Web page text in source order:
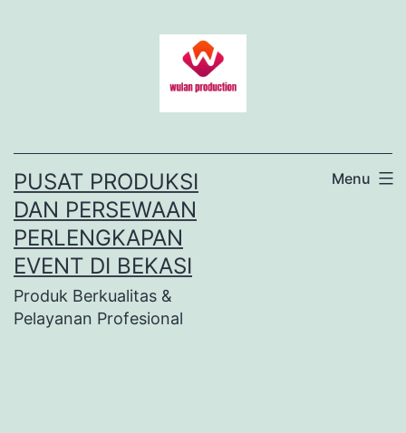
PUSAT PRODUKSI
DAN PERSEWAAN
PERLENGKAPAN
EVENT DI BEKASI
Produk Berkualitas &
Pelayanan Profesional
Menu